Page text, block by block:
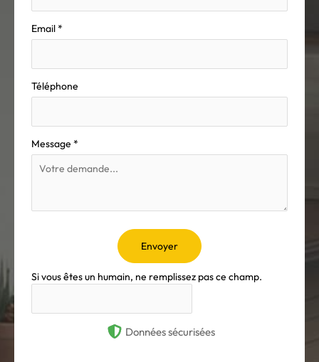
Email*
Téléphone
Message *
Envoyer
Si vous êtes un humain, ne remplissez pas ce champ.
Données sécurisées